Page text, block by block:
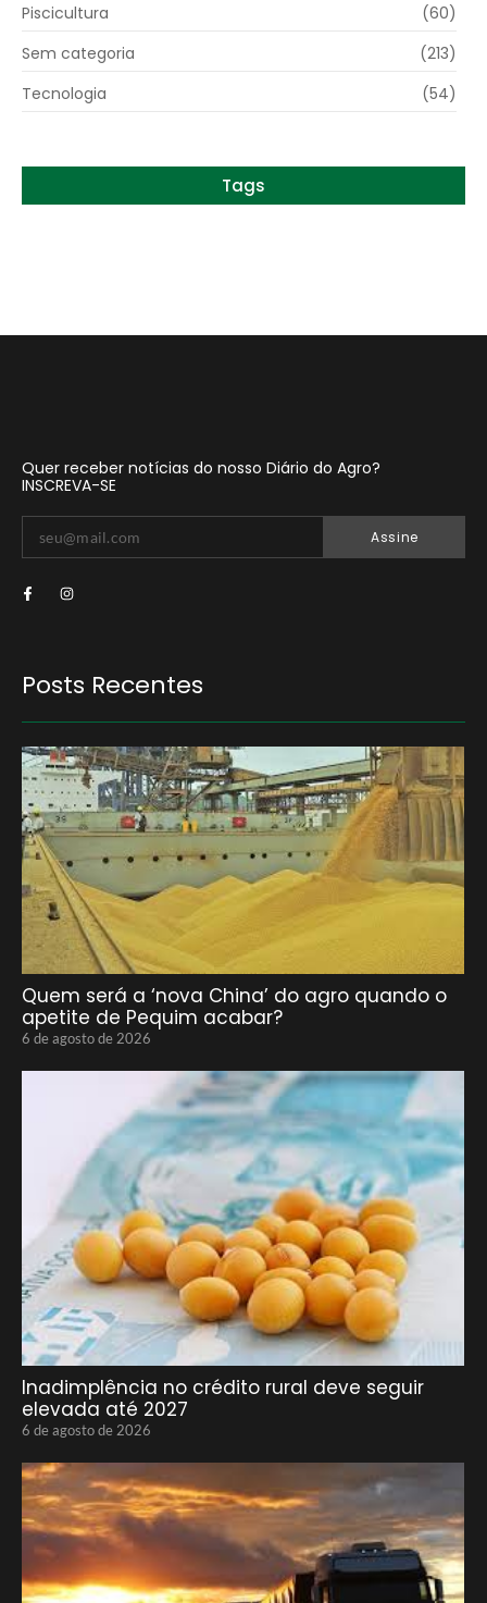
Piscicultura
(60)
Sem categoria
(213)
Tecnologia
(54)
Tags
Quer receber notícias do nosso Diário do Agro?
INSCREVA-SE
Assine
Posts Recentes
Quem será a ‘nova China’ do agro quando o
apetite de Pequim acabar?
6 de agosto de 2026
Inadimplência no crédito rural deve seguir
elevada até 2027
6 de agosto de 2026